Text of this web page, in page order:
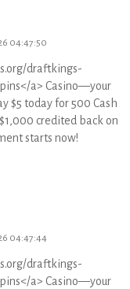
04:47:50
draftkings-
a> Casino—your
$5 today for 500 Cash
credited back on
starts now!
04:47:44
draftkings-
a> Casino—your